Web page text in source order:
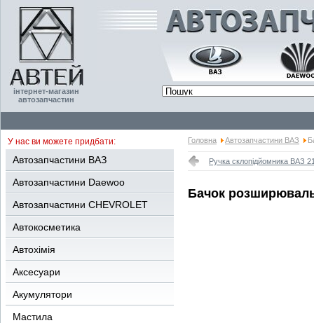
інтернет-магазин
автозапчастин
У нас ви можете придбати:
Автозапчастини ВАЗ
Автозапчастини Daewoo
Автозапчастини CHEVROLET
Автокосметика
Автохімія
Аксесуари
Акумулятори
Мастила
Головна Автозапчастини ВАЗ
Ручка склопідйомника ВАЗ
Бачок